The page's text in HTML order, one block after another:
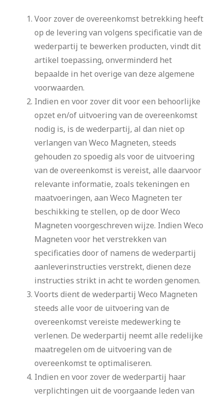
Voor zover de overeenkomst betrekking heeft
op de levering van volgens specificatie van de
wederpartij te bewerken producten, vindt dit
artikel toepassing, onverminderd het
bepaalde in het overige van deze algemene
voorwaarden.
Indien en voor zover dit voor een behoorlijke
opzet en/of uitvoering van de overeenkomst
nodig is, is de wederpartij, al dan niet op
verlangen van Weco Magneten, steeds
gehouden zo spoedig als voor de uitvoering
van de overeenkomst is vereist, alle daarvoor
relevante informatie, zoals tekeningen en
maatvoeringen, aan Weco Magneten ter
beschikking te stellen, op de door Weco
Magneten voorgeschreven wijze. Indien Weco
Magneten voor het verstrekken van
specificaties door of namens de wederpartij
aanleverinstructies verstrekt, dienen deze
instructies strikt in acht te worden genomen.
Voorts dient de wederpartij Weco Magneten
steeds alle voor de uitvoering van de
overeenkomst vereiste medewerking te
verlenen. De wederpartij neemt alle redelijke
maatregelen om de uitvoering van de
overeenkomst te optimaliseren.
Indien en voor zover de wederpartij haar
verplichtingen uit de voorgaande leden van